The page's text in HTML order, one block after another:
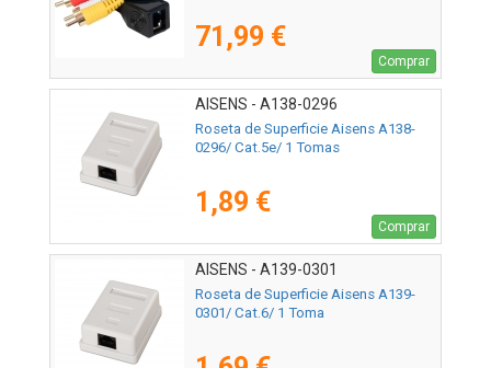
71,99 €
Comprar
AISENS - A138-0296
Roseta de Superficie Aisens A138-
0296/ Cat.5e/ 1 Tomas
1,89 €
Comprar
AISENS - A139-0301
Roseta de Superficie Aisens A139-
0301/ Cat.6/ 1 Toma